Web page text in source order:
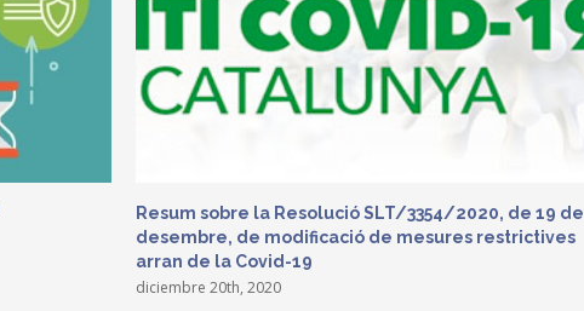
Resum sobre la Resolució SLT/3354/2020, de 19 de
desembre, de modificació de mesures restrictives
arran de la Covid-19
diciembre 20th, 2020